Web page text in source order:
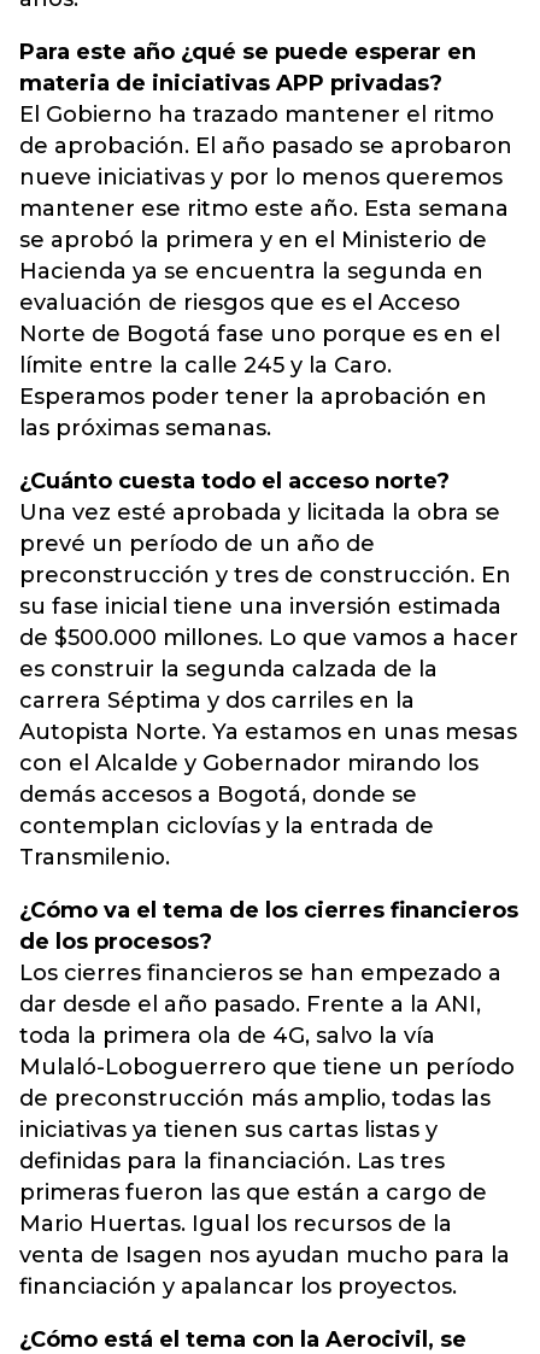
Para este año ¿qué se puede esperar en
materia de iniciativas APP privadas?
El Gobierno ha trazado mantener el ritmo
de aprobación. El año pasado se aprobaron
nueve iniciativas y por lo menos queremos
mantener ese ritmo este año. Esta semana
se aprobó la primera y en el Ministerio de
Hacienda ya se encuentra la segunda en
evaluación de riesgos que es el Acceso
Norte de Bogotá fase uno porque es en el
límite entre la calle 245 y la Caro.
Esperamos poder tener la aprobación en
las próximas semanas.
¿Cuánto cuesta todo el acceso norte?
Una vez esté aprobada y licitada la obra se
prevé un período de un año de
preconstrucción y tres de construcción. En
su fase inicial tiene una inversión estimada
de $500.000 millones. Lo que vamos a hacer
es construir la segunda calzada de la
carrera Séptima y dos carriles en la
Autopista Norte. Ya estamos en unas mesas
con el Alcalde y Gobernador mirando los
demás accesos a Bogotá, donde se
contemplan ciclovías y la entrada de
Transmilenio.
¿Cómo va el tema de los cierres financieros
de los procesos?
Los cierres financieros se han empezado a
dar desde el año pasado. Frente a la ANI,
toda la primera ola de 4G, salvo la vía
Mulaló-Loboguerrero que tiene un período
de preconstrucción más amplio, todas las
iniciativas ya tienen sus cartas listas y
definidas para la financiación. Las tres
primeras fueron las que están a cargo de
Mario Huertas. Igual los recursos de la
venta de Isagen nos ayudan mucho para la
financiación y apalancar los proyectos.
¿Cómo está el tema con la Aerocivil, se